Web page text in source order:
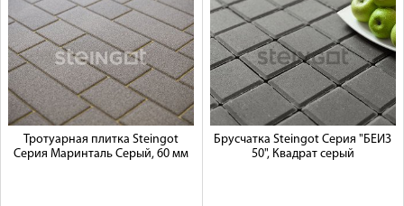
Доставка
Сотрудничество
Галерея объектов
Контакты
Тротуарная плитка Steingot
Серия Маринталь Серый, 60 мм
Брусчатка Steingot Серия "БЕЙЗ
50", Квадрат серый